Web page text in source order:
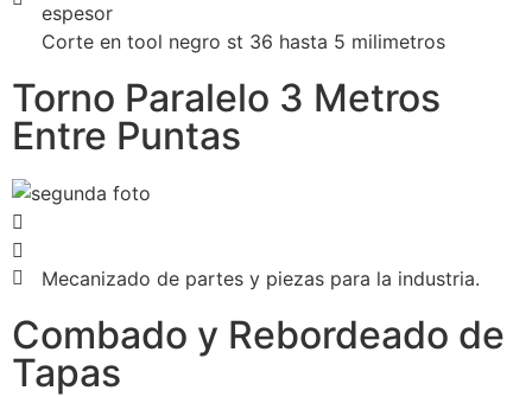
espesor
Corte en tool negro st 36 hasta 5 milimetros
Torno Paralelo 3 Metros
Entre Puntas
Mecanizado de partes y piezas para la industria.
Combado y Rebordeado de
Tapas